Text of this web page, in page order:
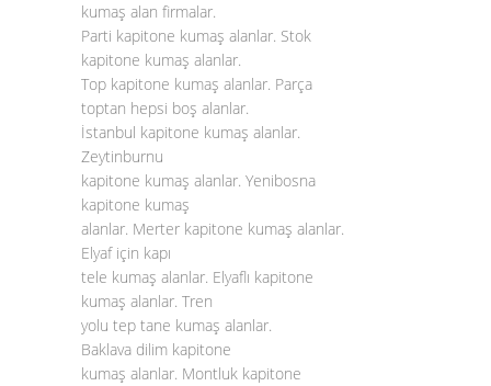
kumaş alan firmalar.
Parti kapitone kumaş alanlar. Stok
kapitone kumaş alanlar.
Top kapitone kumaş alanlar. Parça
toptan hepsi boş alanlar.
İstanbul kapitone kumaş alanlar.
Zeytinburnu
kapitone kumaş alanlar. Yenibosna
kapitone kumaş
alanlar. Merter kapitone kumaş alanlar.
Elyaf için kapı
tele kumaş alanlar. Elyaflı kapitone
kumaş alanlar. Tren
yolu tep tane kumaş alanlar.
Baklava dilim kapitone
kumaş alanlar. Montluk kapitone